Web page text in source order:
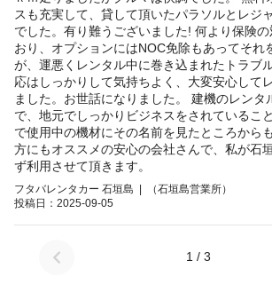
スも充実して、貸して頂いたパラソルとレジ
でした。有り難うございました! 何より保険
おり、オプションにはNOC免除もあってそれ
が、運悪くレンタル中に巻き込まれたトラブ
応はしっかりして気持ちよく、大変安心して
ました。お世話になりました。 建機のレンタ
で、地元でしっかりビジネスをされているこ
で使用中の機材にその名前を見たところから
方にもオススメの安心の会社さんで、私が石
ず利用させて頂きます。
フタバレンタカー 石垣島 | （石垣島営業所）
投稿日：2025-09-05
1 / 3